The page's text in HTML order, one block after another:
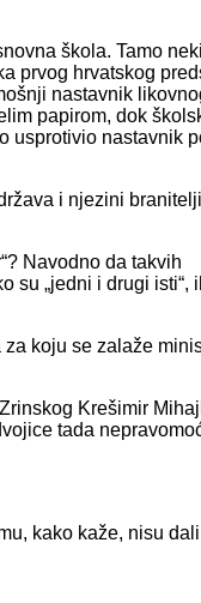
škola. Tamo
prvog hrvatskog
nastavnik
papirom, dok
usprotivio nastavnik
i njezini
Navodno da takvih
su „jedni i drugi isti“,
za koju se zalaže
Krešimir
tada
kako kaže, nisu